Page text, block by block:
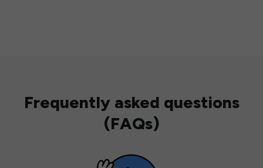
Frequently asked questions
(FAQs)